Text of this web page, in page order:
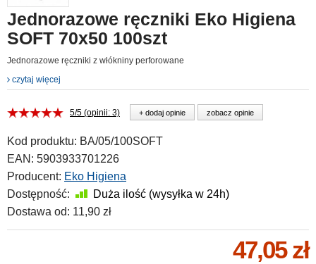
Jednorazowe ręczniki Eko Higiena
SOFT 70x50 100szt
Jednorazowe ręczniki z włókniny perforowane
czytaj więcej
5/5 (opinii: 3) + dodaj opinie zobacz opinie
Kod produktu: BA/05/100SOFT
EAN: 5903933701226
Producent: Eko Higiena
Dostępność:
Duża ilość (wysyłka w 24h)
Dostawa od: 11,90 zł
47,05 zł